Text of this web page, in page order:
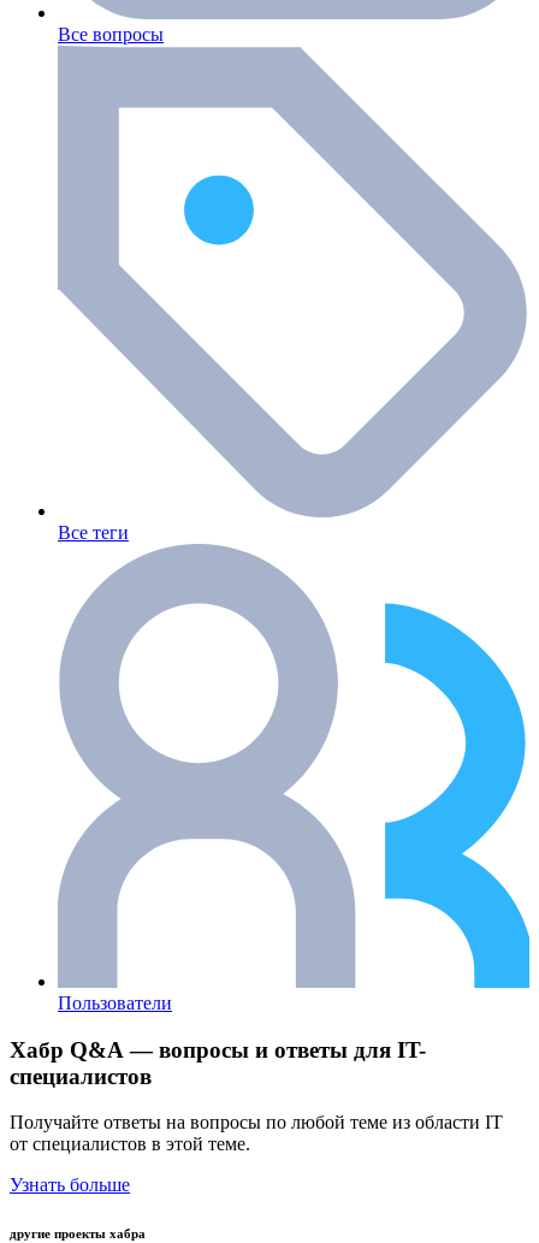
Все вопросы
Все теги
Пользователи
Хабр Q&A — вопросы и ответы для IT-
специалистов
Получайте ответы на вопросы по любой теме из области IT
от специалистов в этой теме.
Узнать больше
другие проекты хабра